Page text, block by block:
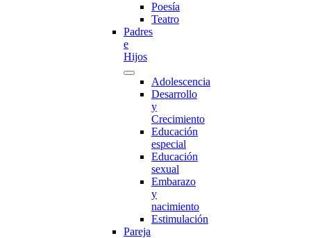
Poesía
Teatro
Padres
e
Hijos
Adolescencia
Desarrollo
y
Crecimiento
Educación
especial
Educación
sexual
Embarazo
y
nacimiento
Estimulación
Pareja